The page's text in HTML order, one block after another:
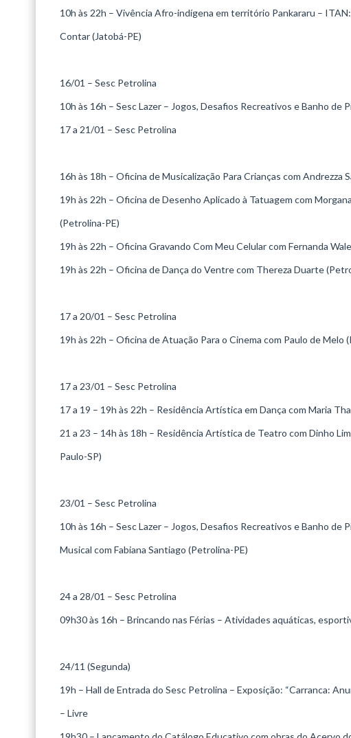
10h às 22h – Vivência Afro-indígena em território Pankararu –
Contar (Jatobá-PE)
16/01 – Sesc Petrolina
10h às 16h – Sesc Lazer – Jogos, Desafios Recreativos e Banho de
17 a 21/01 – Sesc Petrolina
16h às 18h – Oficina de Musicalização Para Crianças com Andrezza
19h às 22h – Oficina de Desenho Aplicado à Tatuagem com
(Petrolina-PE)
19h às 22h – Oficina Gravando Com Meu Celular com Fernanda
19h às 22h – Oficina de Dança do Ventre com Thereza Duarte
17 a 20/01 – Sesc Petrolina
19h às 22h – Oficina de Atuação Para o Cinema com Paulo de Melo
17 a 23/01 – Sesc Petrolina
17 a 19 – 19h às 22h – Residência Artística em Dança com Maria
21 a 23 – 14h às 18h – Residência Artística de Teatro com Dinho
Paulo-SP)
23/01 – Sesc Petrolina
10h às 16h – Sesc Lazer – Jogos, Desafios Recreativos e Banho de
Musical com Fabiana Santiago (Petrolina-PE)
24 a 28/01 – Sesc Petrolina
09h30 às 16h – Brincando nas Férias – Atividades aquáticas,
24/11 (Segunda)
19h – Hall de Entrada do Sesc Petrolina – Exposição: “Carranca:
– Livre